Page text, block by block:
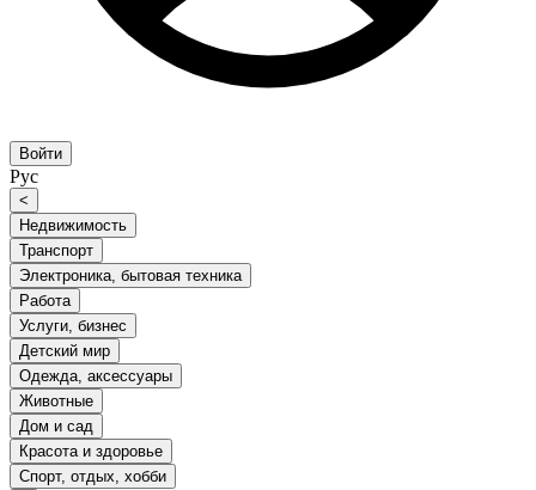
Войти
Рус
<
Недвижимость
Транспорт
Электроника, бытовая техника
Работа
Услуги, бизнес
Детский мир
Одежда, аксессуары
Животные
Дом и сад
Красота и здоровье
Спорт, отдых, хобби